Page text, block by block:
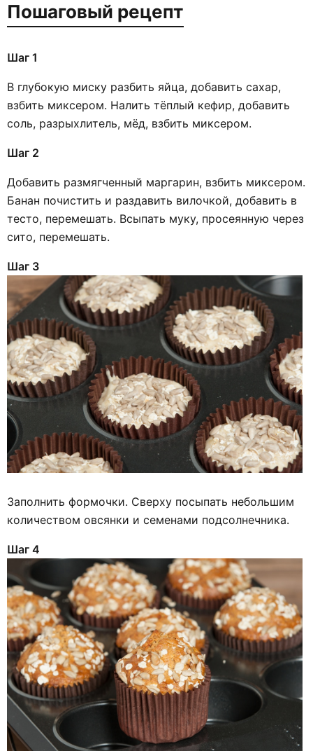
Пошаговый рецепт
Шаг 1
В глубокую миску разбить яйца, добавить сахар,
взбить миксером. Налить тёплый кефир, добавить
соль, разрыхлитель, мёд, взбить миксером.
Шаг 2
Добавить размягченный маргарин, взбить миксером.
Банан почистить и раздавить вилочкой, добавить в
тесто, перемешать. Всыпать муку, просеянную через
сито, перемешать.
Шаг 3
Заполнить формочки. Сверху посыпать небольшим
количеством овсянки и семенами подсолнечника.
Шаг 4